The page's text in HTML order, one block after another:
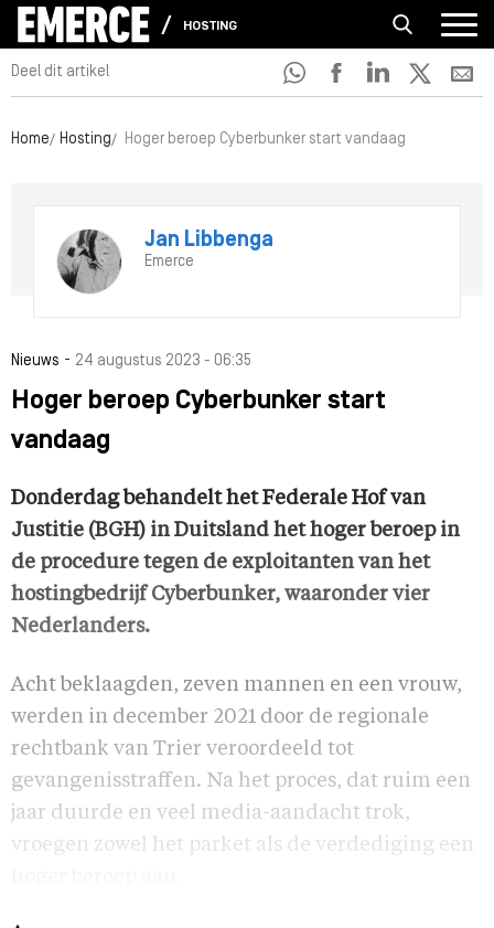
HOSTING
Deel dit artikel
Home Hosting Hoger beroep Cyberbunker start vandaag
Jan Libbenga
Emerce
Nieuws - 24 augustus 2023 - 06:35
Hoger beroep Cyberbunker start
vandaag
Donderdag behandelt het Federale Hof van
Justitie (BGH) in Duitsland het hoger beroep in
de procedure tegen de exploitanten van het
hostingbedrijf Cyberbunker, waaronder vier
Nederlanders.
Acht beklaagden, zeven mannen en een vrouw,
werden in december 2021 door de regionale
rechtbank van Trier veroordeeld tot
gevangenisstraffen. Na het proces, dat ruim een
jaar duurde en veel media-aandacht trok,
vroegen zowel het parket als de verdediging een